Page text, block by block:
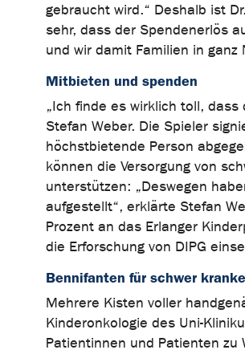
gebraucht wird.“ Deshalb ist
sehr, dass der Spendenerlös
und wir damit Familien in
Mitbieten und spenden
„Ich finde es wirklich toll,
Stefan Weber. Die Spieler
höchstbietende Person
können die Versorgung von
unterstützen: „Deswegen
aufgestellt“, erklärte Stefan
Prozent an das Erlanger
die Erforschung von DIPG
Bennifanten für schwer
Mehrere Kisten voller
Kinderonkologie des Uni-
Patientinnen und Patienten zu